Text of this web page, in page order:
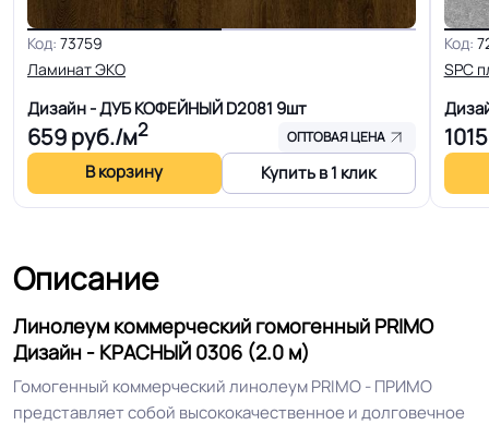
Область применения
Для кабинет, Для гостинной, Для
кухни, Для коридора, Для офиса,
Для переговорной комнаты, Для
больницы, Для детских садов, Для
холла больниц, Для коридора и
класса школ, Для цеха завода, Для
склада, Для цеха электронной
Допуск изменения
Класс горючести
КМ 2 по ФЗ 123 от 22.07.2008г, где
В2, Д2, Т2, РП1
Код: 73759
Ламинат ЭКО
Дизайн - ДУБ КОФЕЙНЫЙ D2081 9шт
659руб./м2 ОПТОВАЯ ЦЕНА
В корзину Купить в 1 клик
Код:
SPC
1015
Описание
Линолеум коммерческий гомогенный PRIMO
Дизайн - КРАСНЫЙ 0306 (2.0 м)
Гомогенный коммерческий линолеум PRIMO - ПРИМО
представляет собой высококачественное и долговечное